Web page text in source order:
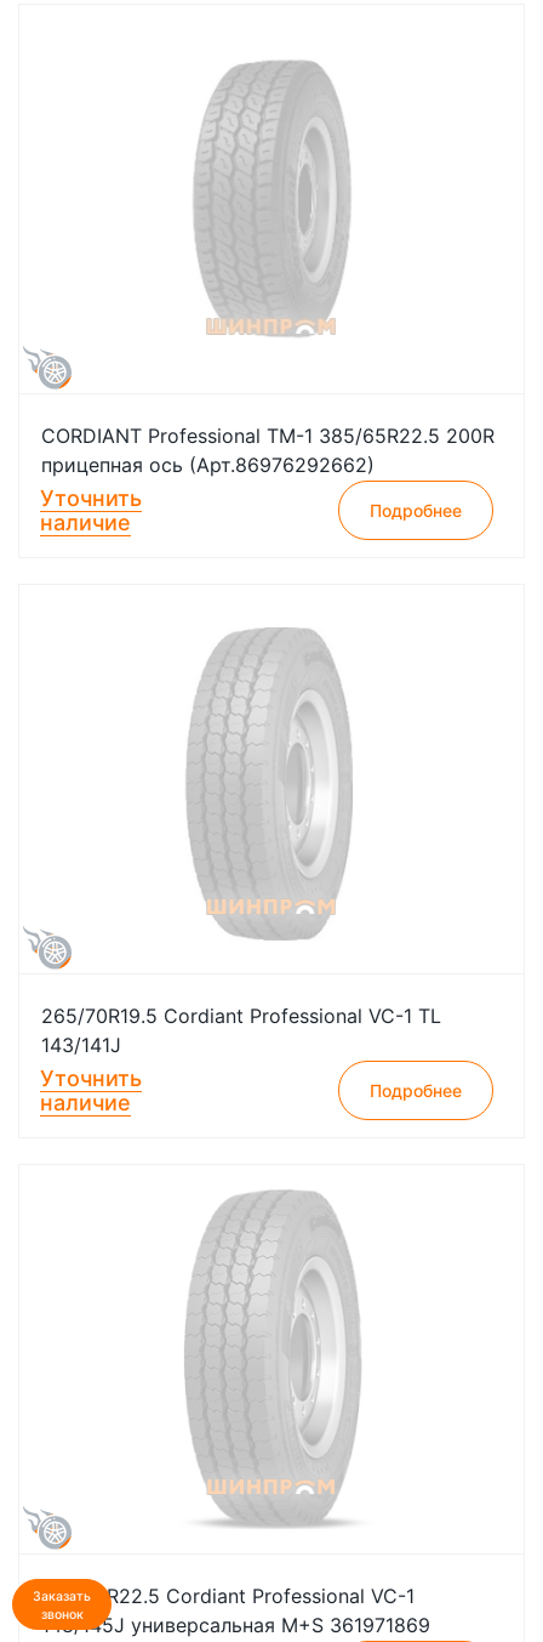
Заказать
звонок
CORDIANT Professional TM-1 385/65R22.5 200R
прицепная ось (Арт.86976292662)
Уточнить
наличие
Подробнее
265/70R19.5 Cordiant Professional VC-1 TL
143/141J
Уточнить
наличие
Подробнее
275/70R22.5 Cordiant Professional VC-1
148/145J универсальная M+S 361971869